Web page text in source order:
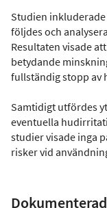
Studien
följdes och
Resultaten visade
betydande
fullständig stopp av
Samtidigt utfördes
eventuella
studier visade inga
risker vid